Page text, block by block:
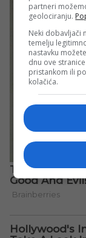
partneri
geolociranju.
Neki dobavljači
temelju
nastavku
dnu ove
pristankom ili
kolačića.